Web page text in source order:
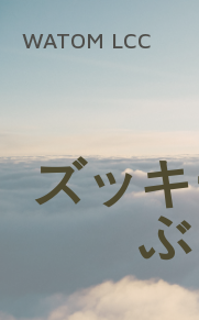
WATOM LCC
ズッ